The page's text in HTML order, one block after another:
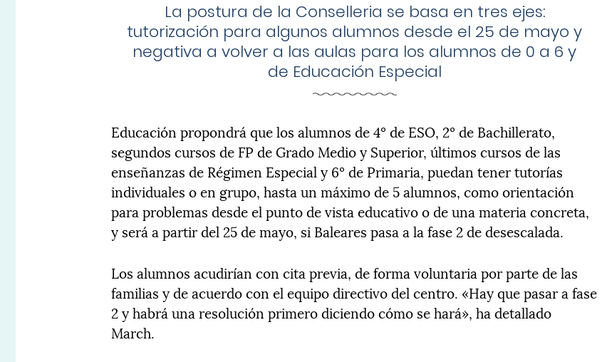
La postura de la Conselleria se basa en tres ejes:
tutorización para algunos alumnos desde el 25 de mayo y
negativa a volver a las aulas para los alumnos de 0 a 6 y
de Educación Especial
Educación propondrá que los alumnos de 4º de ESO, 2º de Bachillerato,
segundos cursos de FP de Grado Medio y Superior, últimos cursos de las
enseñanzas de Régimen Especial y 6º de Primaria, puedan tener tutorías
individuales o en grupo, hasta un máximo de 5 alumnos, como orientación
para problemas desde el punto de vista educativo o de una materia concreta,
y será a partir del 25 de mayo, si Baleares pasa a la fase 2 de desescalada.
Los alumnos acudirían con cita previa, de forma voluntaria por parte de las
familias y de acuerdo con el equipo directivo del centro. «Hay que pasar a fase
2 y habrá una resolución primero diciendo cómo se hará», ha detallado
March.